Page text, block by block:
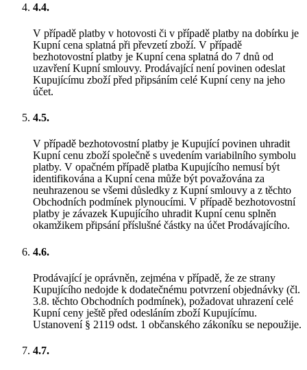
4.4.
V případě platby v hotovosti či v případě platby na dobírku je
Kupní cena splatná při převzetí zboží. V případě
bezhotovostní platby je Kupní cena splatná do 7 dnů od
uzavření Kupní smlouvy. Prodávající není povinen odeslat
Kupujícímu zboží před připsáním celé Kupní ceny na jeho
účet.
4.5.
V případě bezhotovostní platby je Kupující povinen uhradit
Kupní cenu zboží společně s uvedením variabilního symbolu
platby. V opačném případě platba Kupujícího nemusí být
identifikována a Kupní cena může být považována za
neuhrazenou se všemi důsledky z Kupní smlouvy a z těchto
Obchodních podmínek plynoucími. V případě bezhotovostní
platby je závazek Kupujícího uhradit Kupní cenu splněn
okamžikem připsání příslušné částky na účet Prodávajícího.
4.6.
Prodávající je oprávněn, zejména v případě, že ze strany
Kupujícího nedojde k dodatečnému potvrzení objednávky (čl.
3.8. těchto Obchodních podmínek), požadovat uhrazení celé
Kupní ceny ještě před odesláním zboží Kupujícímu.
Ustanovení § 2119 odst. 1 občanského zákoníku se nepoužije.
4.7.